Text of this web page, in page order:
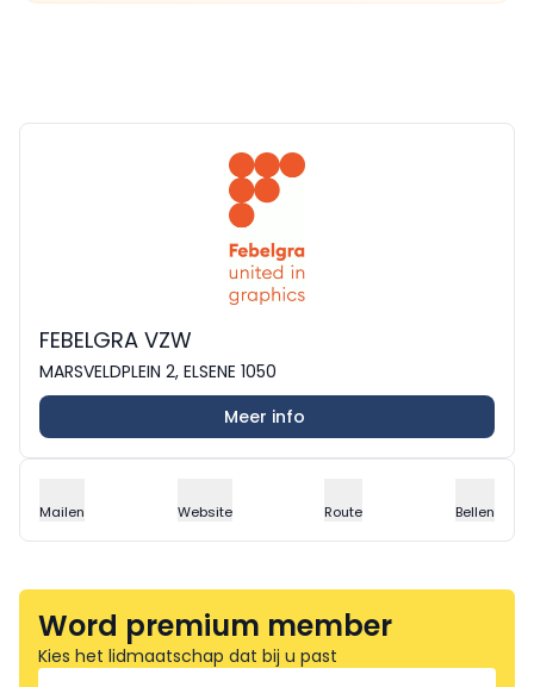
FEBELGRA VZW
MARSVELDPLEIN 2, ELSENE 1050
Meer info
Mailen Website Route Bellen
Word premium member
Kies het lidmaatschap dat bij u past